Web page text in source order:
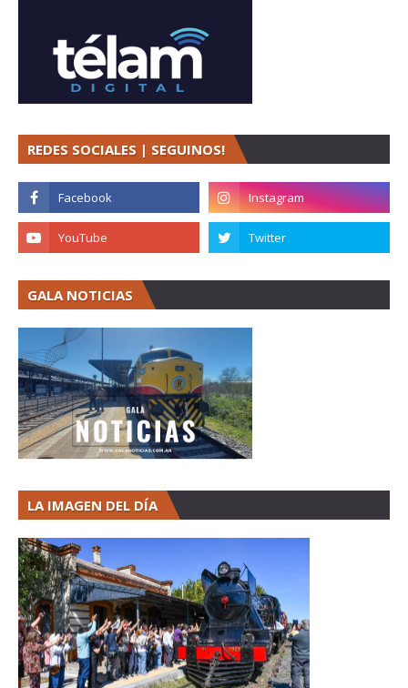
REDES SOCIALES | SEGUINOS!
GALA NOTICIAS
LA IMAGEN DEL DÍA